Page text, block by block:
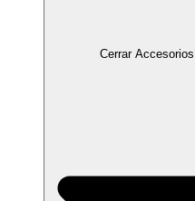
Cerrar Accesorios